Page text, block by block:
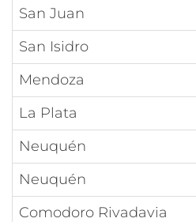
San Juan
San Isidro
Mendoza
La Plata
Neuquén
Neuquén
Comodoro Rivadavia